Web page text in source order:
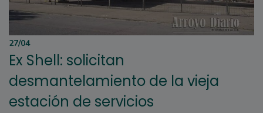
27/04
Ex Shell: solicitan
desmantelamiento de la vieja
estación de servicios